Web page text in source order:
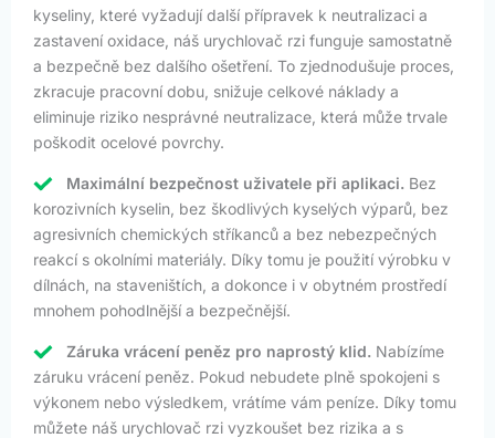
kyseliny, které vyžadují další přípravek k neutralizaci a
zastavení oxidace, náš urychlovač rzi funguje samostatně
a bezpečně bez dalšího ošetření. To zjednodušuje proces,
zkracuje pracovní dobu, snižuje celkové náklady a
eliminuje riziko nesprávné neutralizace, která může trvale
poškodit ocelové povrchy.
Maximální bezpečnost uživatele při aplikaci. Bez
korozivních kyselin, bez škodlivých kyselých výparů, bez
agresivních chemických stříkanců a bez nebezpečných
reakcí s okolními materiály. Díky tomu je použití výrobku v
dílnách, na staveništích, a dokonce i v obytném prostředí
mnohem pohodlnější a bezpečnější.
Záruka vrácení peněz pro naprostý klid. Nabízíme
záruku vrácení peněz. Pokud nebudete plně spokojeni s
výkonem nebo výsledkem, vrátíme vám peníze. Díky tomu
můžete náš urychlovač rzi vyzkoušet bez rizika a s